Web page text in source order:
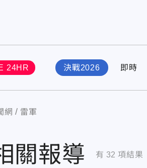
24HR 決戰2026 即時
網 雷軍
關報導 有 32 項結果